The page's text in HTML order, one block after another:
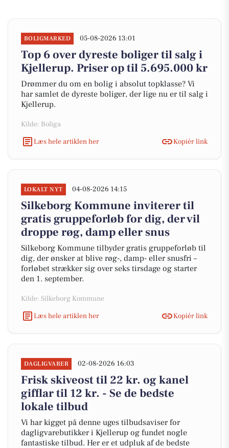
BOLIGMARKED 05-08-2026 13:01
Top 6 over dyreste boliger til salg i
Kjellerup. Priser op til 5.695.000 kr
Drømmer du om en bolig i absolut topklasse? Vi
har samlet de dyreste boliger, der lige nu er til salg i
Kjellerup.
Kilde: Boliga
Læs hele artiklen her
Kopiér link
LOKALT NYT 04-08-2026 14:15
Silkeborg Kommune inviterer til
gratis gruppeforløb for dig, der vil
droppe røg, damp eller snus
Silkeborg Kommune tilbyder gratis gruppeforløb til
dig, der ønsker at blive røg-, damp- eller snusfri –
forløbet strækker sig over seks tirsdage og starter
den 1. september.
Kilde: Silkeborg Kommune
Læs hele artiklen her
Kopiér link
DAGLIGVARER 02-08-2026 16:03
Frisk skiveost til 22 kr. og kanel
gifflar til 12 kr. - Se de bedste
lokale tilbud
Vi har kigget på denne uges tilbudsaviser for
dagligvarebutikker i Kjellerup og fundet nogle
fantastiske tilbud. Her er et udpluk af de bedste